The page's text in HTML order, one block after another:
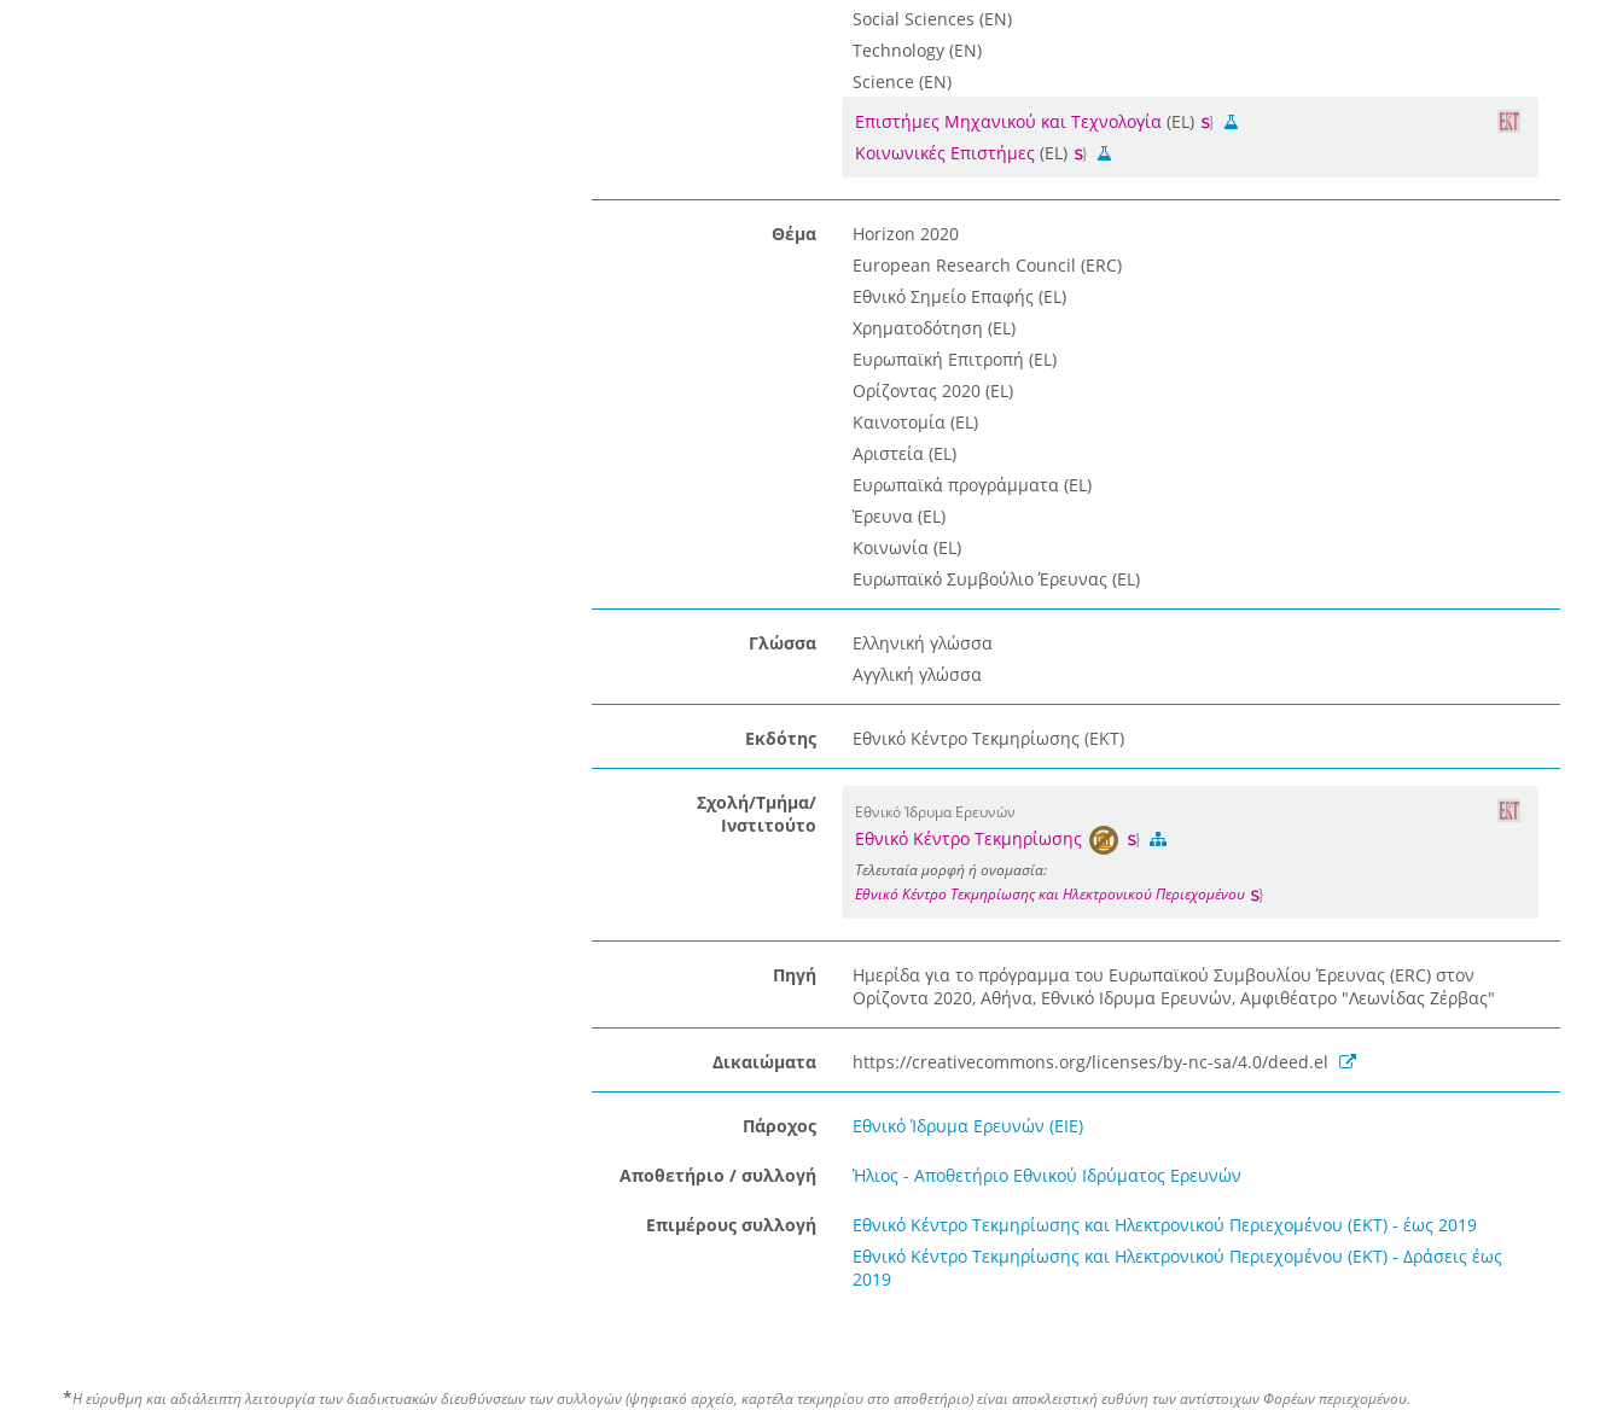
Social Sciences (EN)
Technology (EN)
Science (EN)
Επιστήμες Μηχανικού και Τεχνολογία(EL)
Κοινωνικές Επιστήμες(EL)
Θέμα
Horizon 2020
European Research Council (ERC)
Εθνικό Σημείο Επαφής (EL)
Χρηματοδότηση (EL)
Ευρωπαϊκή Επιτροπή (EL)
Ορίζοντας 2020 (EL)
Καινοτομία (EL)
Αριστεία (EL)
Ευρωπαϊκά προγράμματα (EL)
Έρευνα (EL)
Κοινωνία (EL)
Ευρωπαϊκό Συμβούλιο Έρευνας (EL)
Γλώσσα
Ελληνική γλώσσα
Αγγλική γλώσσα
Εκδότης Εθνικό Κέντρο Τεκμηρίωσης (ΕΚΤ)
Σχολή/Τμήμα/
Ινστιτούτο
Εθνικό Ίδρυμα Ερευνών
Εθνικό Κέντρο Τεκμηρίωσης
Τελευταία μορφή ή ονομασία:
Εθνικό Κέντρο Τεκμηρίωσης και Ηλεκτρονικού Περιεχομένου
Πηγή
Ημερίδα για το πρόγραμμα του Ευρωπαϊκού Συμβουλίου Έρευνας (ERC) στον
Ορίζοντα 2020, Αθήνα, Εθνικό Ιδρυμα Ερευνών, Αμφιθέατρο "Λεωνίδας Ζέρβας"
Δικαιώματα https://creativecommons.org/licenses/by-nc-sa/4.0/deed.el
Πάροχος Εθνικό Ίδρυμα Ερευνών (ΕΙΕ)
Αποθετήριο / συλλογή Ήλιος - Αποθετήριο Εθνικού Ιδρύματος Ερευνών
Επιμέρους συλλογή
Εθνικό Κέντρο Τεκμηρίωσης και Ηλεκτρονικού Περιεχομένου (ΕΚΤ) - έως 2019
Εθνικό Κέντρο Τεκμηρίωσης και Ηλεκτρονικού Περιεχομένου (ΕΚΤ) - Δράσεις έως
2019
*Η εύρυθμη και αδιάλειπτη λειτουργία των διαδικτυακών διευθύνσεων των συλλογών (ψηφιακό αρχείο, καρτέλα τεκμηρίου στο αποθετήριο) είναι αποκλειστική ευθύνη των αντίστοιχων Φορέων περιεχομένου.